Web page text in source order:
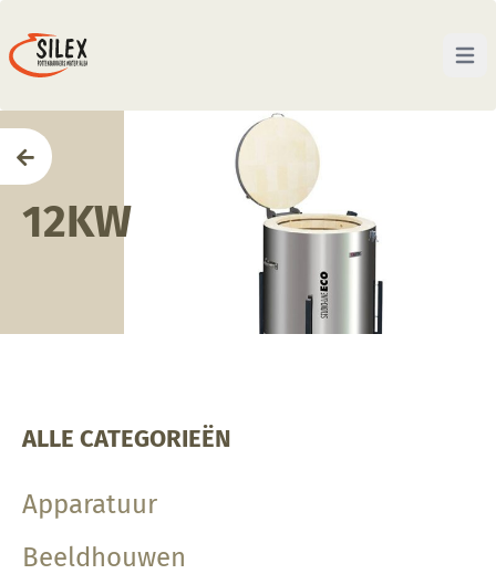
Open
12KW
ALLE CATEGORIEËN
Apparatuur
Beeldhouwen